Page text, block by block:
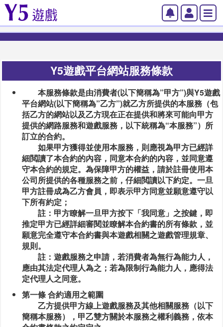
Y5遊戲平台網站服務條款
本服務條款是由消費者(以下簡稱為”甲方”)與Y5遊戲
平台網站(以下簡稱為”乙方”)就乙方所提供的本服務（包
括乙方的網站以及乙方現在正在提供和將來可能向甲方
提供的網路服務和遊戲服務，以下統稱為“本服務”）所
訂立的合約。
如果甲方獲得並使用本服務，則應視為甲方已經詳
細閲讀了本合約的內容，同意本合約的內容，並同意遵
守本合約的規定。為保障甲方的權益，請於註冊使用本
公司所提供的各種服務之前，仔細閲讀以下約定。一旦
甲方註冊成為乙方會員，即表示甲方同意並願意遵守以
下所有約定；
註：甲方瞭解一旦甲方按下「我同意」之按鍵，即
推定甲方已經詳細審閱並瞭解本合約書的所有條款，並
願意完全遵守本合約書與本遊戲相關之遊戲管理規章、
規則。
註：遊戲服務之申請，若消費者為無行為能力人，
應由其法定代理人為之；若為限制行為能力人，應得法
定代理人之同意。
第一條 合約適用之範圍
乙方提供甲方線上遊戲服務及其他相關服務（以下
簡稱本服務），甲乙雙方關於本服務之權利義務，依本